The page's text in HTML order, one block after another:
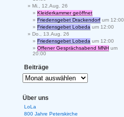
Mi., 12.Aug. 26
Kleiderkammer geöffnet
Friedensgebet Drackendorf um 12:00
Friedensgebet Lobeda um 12:00
Do., 13.Aug. 26
Friedensgebet Lobeda um 12:00
Offener Gesprächsabend MNH um
20:00
Beiträge
Über uns
LoLa
800 Jahre Peterskirche